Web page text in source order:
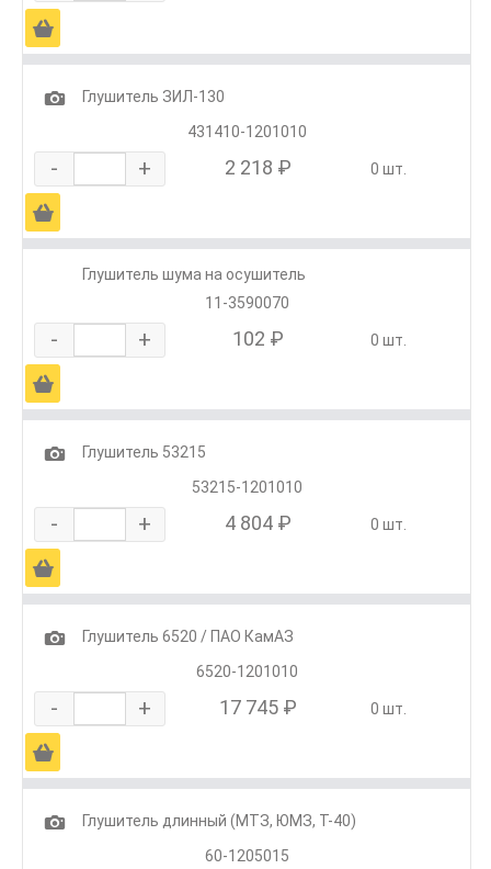
Ä
1
Глушитель ЗИЛ-130
431410-1201010
- + 2 218 ₽ 0 шт.
Ä
Глушитель шума на осушитель
11-3590070
- + 102 ₽ 0 шт.
Ä
1
Глушитель 53215
53215-1201010
- + 4 804 ₽ 0 шт.
Ä
1
Глушитель 6520 / ПАО КамАЗ
6520-1201010
- + 17 745 ₽ 0 шт.
Ä
1
Глушитель длинный (МТЗ, ЮМЗ, Т-40)
60-1205015